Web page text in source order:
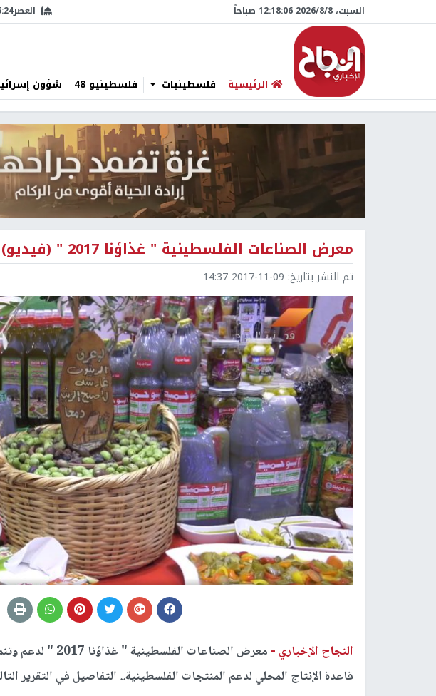
السبت، 8/‏8/‏2026 12:18:07 صباحاً العصر
الرئيسية فلسطينيات فلسطينيو 48 شؤون
معرض الصناعات الفلسطينية " غذاؤنا 2017 " (فيديو)
تم النشر بتاريخ: 2017-11-09 14:37
النجاح الإخباري -
معرض الصناعات
قاعدة الإنتاج المحلي لدعم المنتجات الفلسطينية.. التفاصيل في التقرير